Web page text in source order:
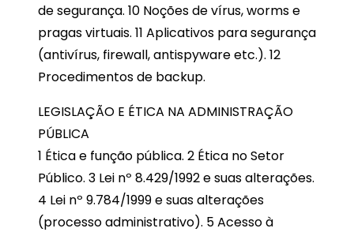
de segurança. 10 Noções de vírus, worms e
pragas virtuais. 11 Aplicativos para segurança
(antivírus, firewall, antispyware etc.). 12
Procedimentos de backup.
LEGISLAÇÃO E ÉTICA NA ADMINISTRAÇÃO
PÚBLICA
1 Ética e função pública. 2 Ética no Setor
Público. 3 Lei nº 8.429/1992 e suas alterações.
4 Lei nº 9.784/1999 e suas alterações
(processo administrativo). 5 Acesso à